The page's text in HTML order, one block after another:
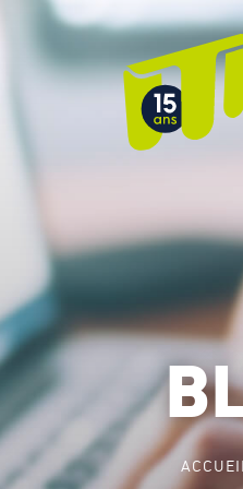
ACCUEIL